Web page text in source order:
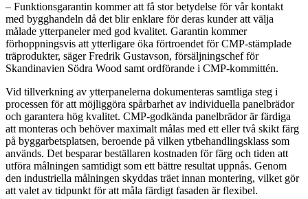
– Funktionsgarantin kommer att få stor betydelse för vår kontakt
med bygghandeln då det blir enklare för deras kunder att välja
målade ytterpaneler med god kvalitet. Garantin kommer
förhoppningsvis att ytterligare öka förtroendet för CMP-stämplade
träprodukter, säger Fredrik Gustavson, försäljningschef för
Skandinavien Södra Wood samt ordförande i CMP-kommittén.
Vid tillverkning av ytterpanelerna dokumenteras samtliga steg i
processen för att möjliggöra spårbarhet av individuella panelbrädor
och garantera hög kvalitet. CMP-godkända panelbrädor är färdiga
att monteras och behöver maximalt målas med ett eller två skikt färg
på byggarbetsplatsen, beroende på vilken ytbehandlingsklass som
används. Det besparar beställaren kostnaden för färg och tiden att
utföra målningen samtidigt som ett bättre resultat uppnås. Genom
den industriella målningen skyddas träet innan montering, vilket gör
att valet av tidpunkt för att måla färdigt fasaden är flexibel.